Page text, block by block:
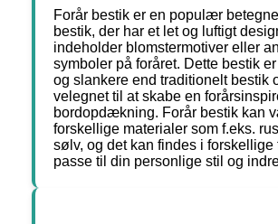
Forår bestik er en populær
bestik, der har et let og luftigt
indeholder blomstermotiver eller
symboler på foråret. Dette bestik
og slankere end traditionelt bestik
velegnet til at skabe en
bordopdækning. Forår bestik kan
forskellige materialer som f.eks.
sølv, og det kan findes i forskellige
passe til din personlige stil og